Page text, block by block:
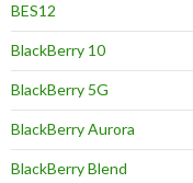
BES12
BlackBerry 10
BlackBerry 5G
BlackBerry Aurora
BlackBerry Blend